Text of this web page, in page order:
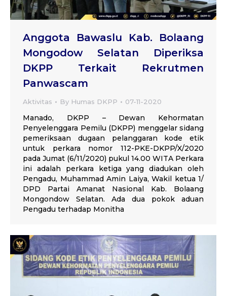
Anggota Bawaslu Kab. Bolaang
Mongodow Selatan Diperiksa
DKPP Terkait Rekrutmen
Panwascam
Aktivitas By Humas DKPP 07-11-2020
Manado, DKPP – Dewan Kehormatan
Penyelenggara Pemilu (DKPP) menggelar sidang
pemeriksaan dugaan pelanggaran kode etik
untuk perkara nomor 112-PKE-DKPP/X/2020
pada Jumat (6/11/2020) pukul 14.00 WITA Perkara
ini adalah perkara ketiga yang diadukan oleh
Pengadu, Muhammad Amin Laiya, Wakil ketua 1/
DPD Partai Amanat Nasional Kab. Bolaang
Mongondow Selatan. Ada dua pokok aduan
Pengadu terhadap Monitha